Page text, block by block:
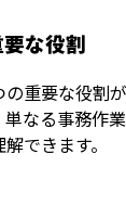
な役割
重要な役割
なる事務作
できます。